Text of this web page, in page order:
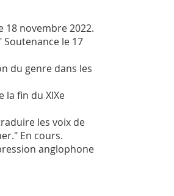
18 novembre 2022.
le 17
du genre dans les
la fin du XIXe
les voix de
En cours.
anglophone